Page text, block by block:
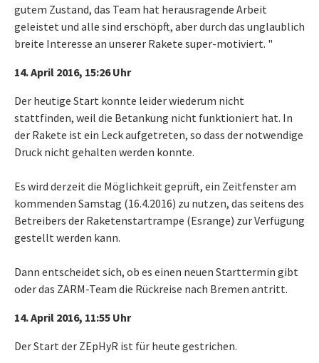
gutem Zustand, das Team hat herausragende Arbeit
geleistet und alle sind erschöpft, aber durch das unglaublich
breite Interesse an unserer Rakete super-motiviert. "
14. April 2016, 15:26 Uhr
Der heutige Start konnte leider wiederum nicht
stattfinden, weil die Betankung nicht funktioniert hat. In
der Rakete ist ein Leck aufgetreten, so dass der notwendige
Druck nicht gehalten werden konnte.
Es wird derzeit die Möglichkeit geprüft, ein Zeitfenster am
kommenden Samstag (16.4.2016) zu nutzen, das seitens des
Betreibers der Raketenstartrampe (Esrange) zur Verfügung
gestellt werden kann.
Dann entscheidet sich, ob es einen neuen Starttermin gibt
oder das ZARM-Team die Rückreise nach Bremen antritt.
14. April 2016, 11:55 Uhr
Der Start der ZEpHyR ist für heute gestrichen.